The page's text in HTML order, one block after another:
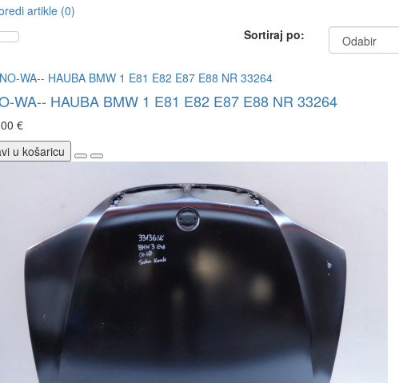
artikle (0)
Sortiraj po:
WA-- HAUBA BMW 1 E81 E82 E87 E88 NR 33264
€
u košaricu